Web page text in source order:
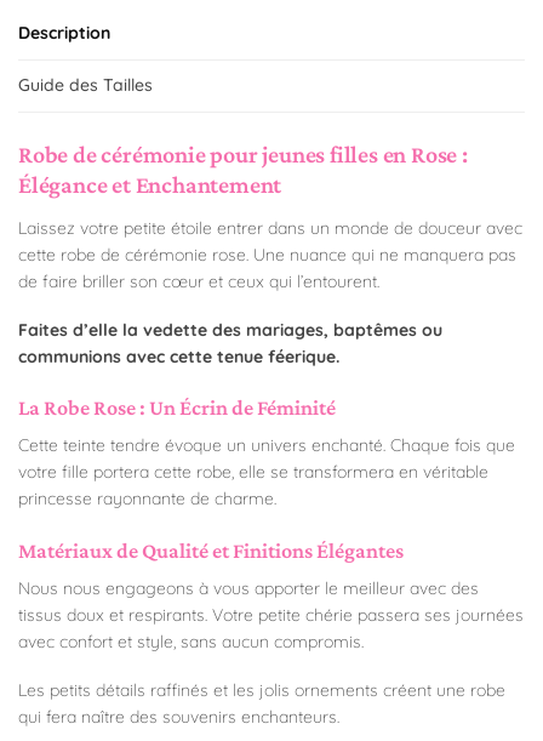
Description
Guide des Tailles
Robe de cérémonie pour jeunes filles en Rose :
Élégance et Enchantement
Laissez votre petite étoile entrer dans un monde de douceur avec
cette robe de cérémonie rose. Une nuance qui ne manquera pas
de faire briller son cœur et ceux qui l’entourent.
Faites d’elle la vedette des mariages, baptêmes ou
communions avec cette tenue féerique.
La Robe Rose : Un Écrin de Féminité
Cette teinte tendre évoque un univers enchanté. Chaque fois que
votre fille portera cette robe, elle se transformera en véritable
princesse rayonnante de charme.
Matériaux de Qualité et Finitions Élégantes
Nous nous engageons à vous apporter le meilleur avec des
tissus doux et respirants. Votre petite chérie passera ses journées
avec confort et style, sans aucun compromis.
Les petits détails raffinés et les jolis ornements créent une robe
qui fera naître des souvenirs enchanteurs.